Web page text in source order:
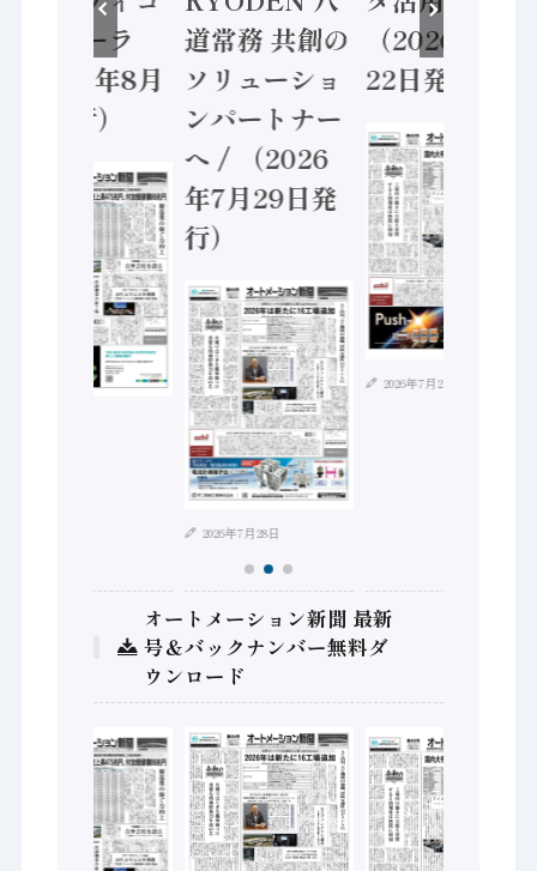
ントローラ
（2026年8月
5日発行）
道常務 共創の
ソリューショ
ンパートナー
へ / （2026
年7月29日発
行）
2026年7月28日
（2026年7月
22日発行）
2026年7月21日
オートメーション新聞 最新
号＆バックナンバー無料ダ
ウンロード